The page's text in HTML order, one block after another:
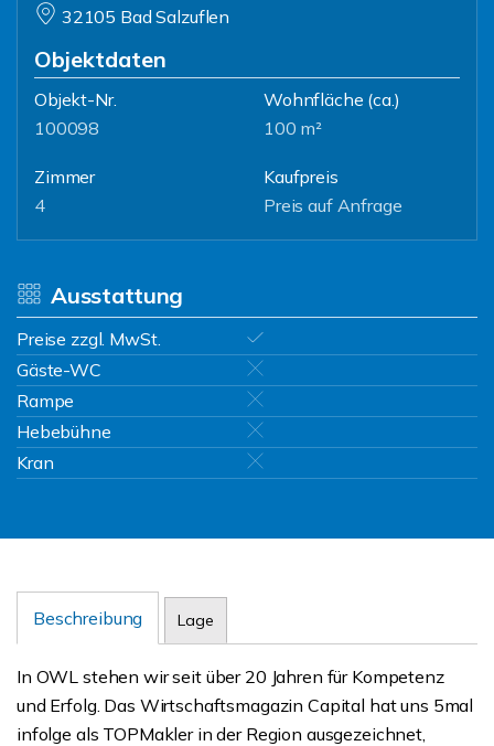
32105 Bad Salzuflen
Objektdaten
Objekt-Nr.
100098
Wohnfläche (ca.)
100 m²
Zimmer
4
Kaufpreis
Preis auf Anfrage
Ausstattung
Preise zzgl. MwSt.
Gäste-WC
Rampe
Hebebühne
Kran
Beschreibung Lage
In OWL stehen wir seit über 20 Jahren für Kompetenz
und Erfolg. Das Wirtschaftsmagazin Capital hat uns 5mal
infolge als TOPMakler in der Region ausgezeichnet,